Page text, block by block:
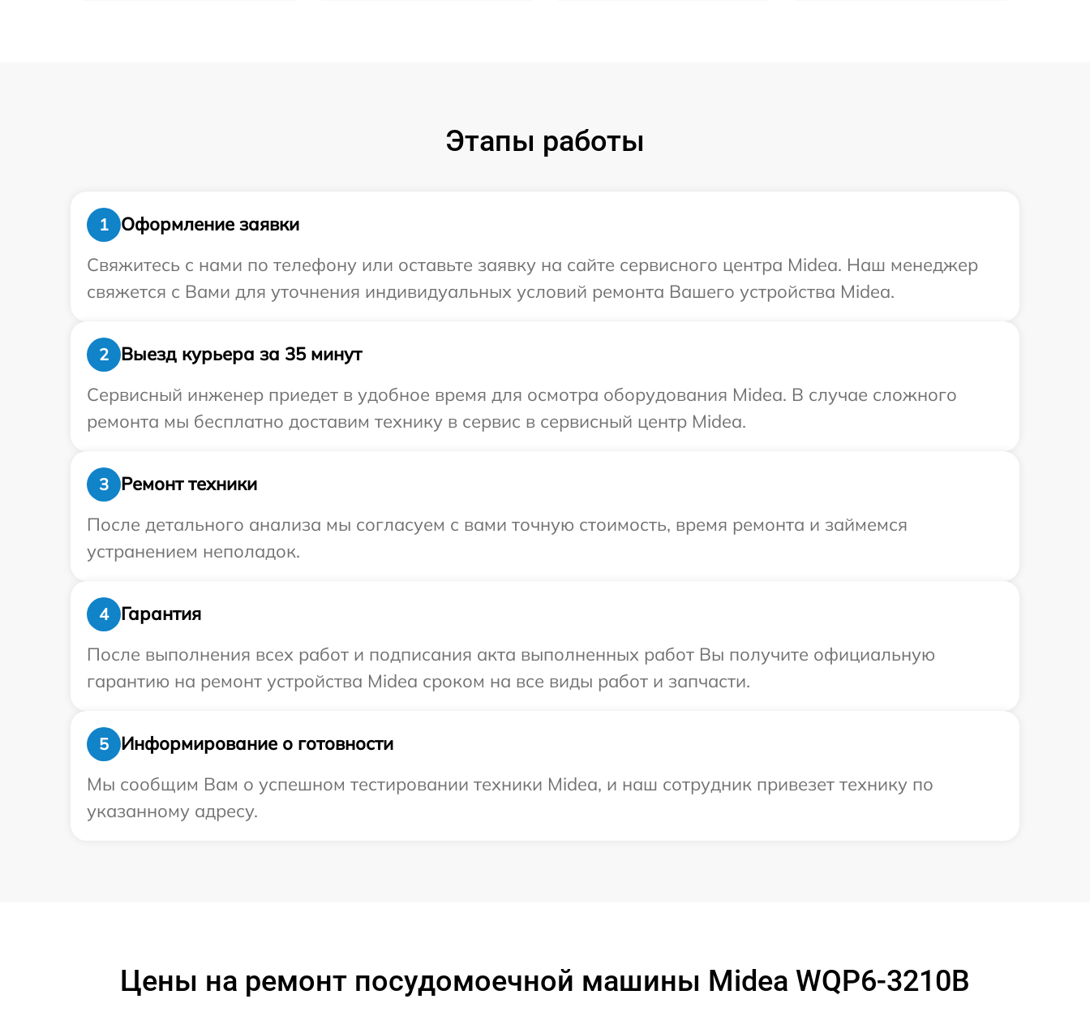
Этапы работы
1
Оформление заявки
Свяжитесь с нами по телефону или оставьте заявку на сайте сервисного центра Midea. Наш менеджер
свяжется с Вами для уточнения индивидуальных условий ремонта Вашего устройства Midea.
2
Выезд курьера за 35 минут
Сервисный инженер приедет в удобное время для осмотра оборудования Midea. В случае сложного
ремонта мы бесплатно доставим технику в сервис в сервисный центр Midea.
3
Ремонт техники
После детального анализа мы согласуем с вами точную стоимость, время ремонта и займемся
устранением неполадок.
4
Гарантия
После выполнения всех работ и подписания акта выполненных работ Вы получите официальную
гарантию на ремонт устройства Midea сроком на все виды работ и запчасти.
5
Информирование о готовности
Мы сообщим Вам о успешном тестировании техники Midea, и наш сотрудник привезет технику по
указанному адресу.
Цены на ремонт посудомоечной машины Midea WQP6-3210B